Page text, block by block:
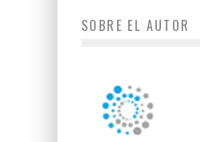
SOBRE EL AUTOR